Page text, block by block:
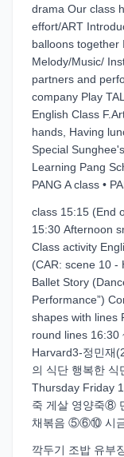
drama Our class
effort/ART
balloons together
Melody/Music/
partners and
company Play
English Class
hands, Having
Special
Learning Pang
PANG A class •
class 15:15 (End
15:30 Afternoon
Class activity
(CAR: scene 10 -
Ballet Story
Performance”)
shapes with lines
round lines 16:30
Harvard3-정민재
의 식단 행복한
Thursday Friday
죽 게살 영양죽⑧
채볶음 ⑤⑥⑩ 시
깍두기 조밥 유